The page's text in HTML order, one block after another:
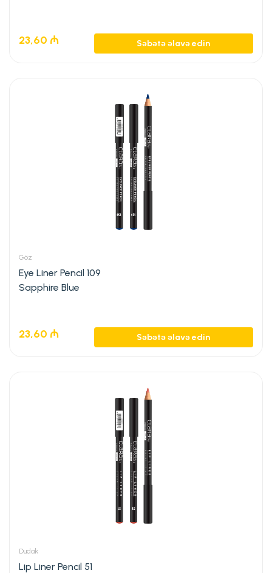
23,60 ₼ Səbətə əlavə edin
Göz
Eye Liner Pencil 109
Sapphire Blue
23,60 ₼ Səbətə əlavə edin
Dudak
Lip Liner Pencil 51